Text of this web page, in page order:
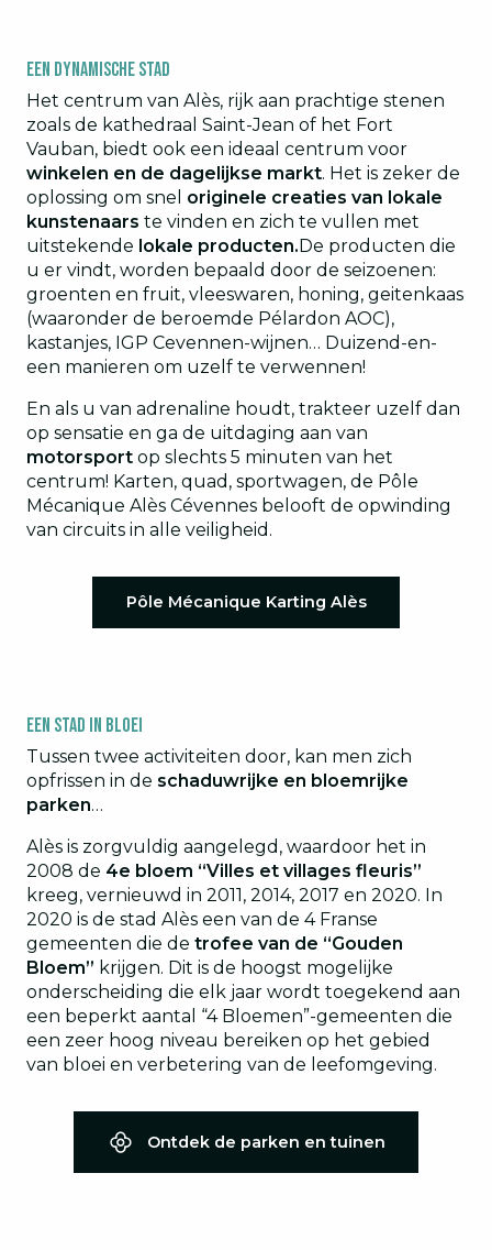
Een dynamische stad
Het centrum van Alès, rijk aan prachtige stenen
zoals de kathedraal Saint-Jean of het Fort
Vauban, biedt ook een ideaal centrum voor
winkelen en de dagelijkse markt. Het is zeker de
oplossing om snel originele creaties van lokale
kunstenaars te vinden en zich te vullen met
uitstekende lokale producten.De producten die
u er vindt, worden bepaald door de seizoenen:
groenten en fruit, vleeswaren, honing, geitenkaas
(waaronder de beroemde Pélardon AOC),
kastanjes, IGP Cevennen-wijnen… Duizend-en-
een manieren om uzelf te verwennen!
En als u van adrenaline houdt, trakteer uzelf dan
op sensatie en ga de uitdaging aan van
motorsport op slechts 5 minuten van het
centrum! Karten, quad, sportwagen, de Pôle
Mécanique Alès Cévennes belooft de opwinding
van circuits in alle veiligheid.
Pôle Mécanique Karting Alès
Een stad in bloei
Tussen twee activiteiten door, kan men zich
opfrissen in de schaduwrijke en bloemrijke
parken…
Alès is zorgvuldig aangelegd, waardoor het in
2008 de 4e bloem “Villes et villages fleuris”
kreeg, vernieuwd in 2011, 2014, 2017 en 2020. In
2020 is de stad Alès een van de 4 Franse
gemeenten die de trofee van de “Gouden
Bloem” krijgen. Dit is de hoogst mogelijke
onderscheiding die elk jaar wordt toegekend aan
een beperkt aantal “4 Bloemen”-gemeenten die
een zeer hoog niveau bereiken op het gebied
van bloei en verbetering van de leefomgeving.
Ontdek de parken en tuinen